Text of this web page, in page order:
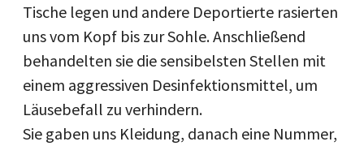
Tische legen und andere Deportierte rasierten
uns vom Kopf bis zur Sohle. Anschließend
behandelten sie die sensibelsten Stellen mit
einem aggressiven Desinfektionsmittel, um
Läusebefall zu verhindern.
Sie gaben uns Kleidung, danach eine Nummer,